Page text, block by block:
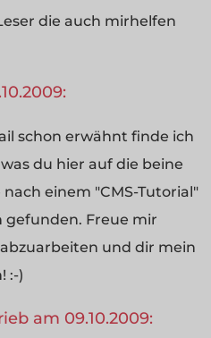
die auch mirhelfen
schon erwähnt finde ich
du hier auf die beine
einem "CMS-Tutorial"
Freue mir
und dir mein
:-)
am 09.10.2009: